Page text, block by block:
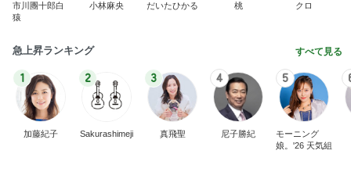
市川團十郎白
猿
小林麻央 だいたひかる 桃 クロ
急上昇ランキング すべて見る
1
加藤紀子
2
Sakurashimeji
3
真飛聖
4
尼子勝紀
5
モーニング
娘。'26 天気組